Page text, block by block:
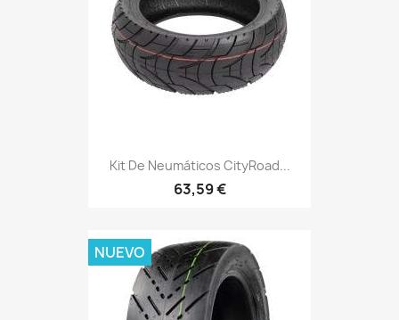
Kit De Neumáticos CityRoad...
63,59 €
NUEVO